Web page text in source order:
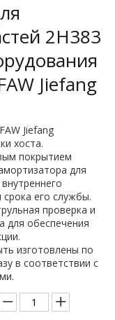
2H383
Jiefang
Jiefang
хоста.
покрытием
для
его службы.
проверка и
для обеспечения
изготовлены по
в соответствии с